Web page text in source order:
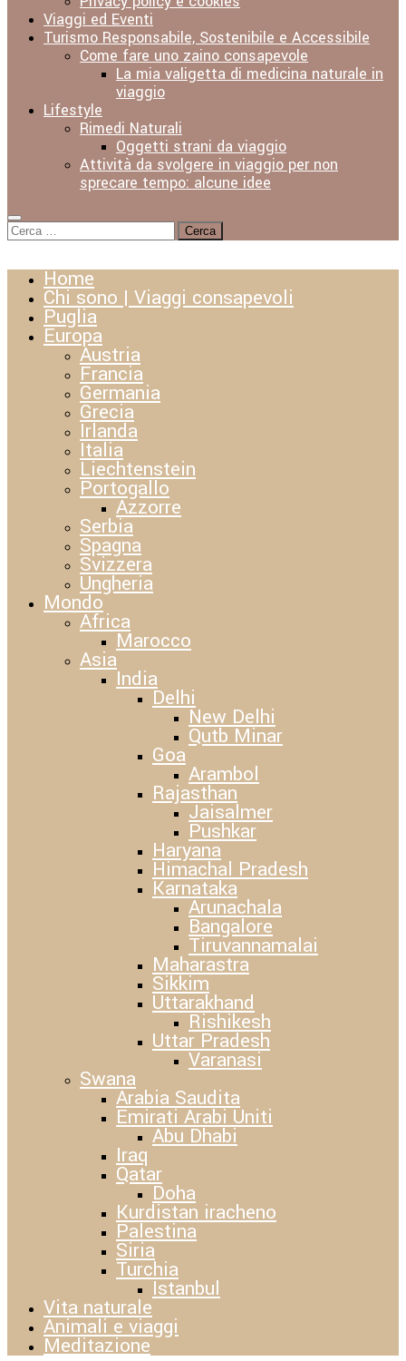
Viaggi ed Eventi
Turismo Responsabile, Sostenibile e Accessibile
Come fare uno zaino consapevole
La mia valigetta di medicina naturale in
viaggio
Lifestyle
Rimedi Naturali
Oggetti strani da viaggio
Attività da svolgere in viaggio per non
sprecare tempo: alcune idee
Ricerca
per:
Home
Chi sono | Viaggi consapevoli
Puglia
Europa
Austria
Francia
Germania
Grecia
Irlanda
Italia
Liechtenstein
Portogallo
Azzorre
Serbia
Spagna
Svizzera
Ungheria
Mondo
Africa
Marocco
Asia
India
Delhi
New Delhi
Qutb Minar
Goa
Arambol
Rajasthan
Jaisalmer
Pushkar
Haryana
Himachal Pradesh
Karnataka
Arunachala
Bangalore
Tiruvannamalai
Maharastra
Sikkim
Uttarakhand
Rishikesh
Uttar Pradesh
Varanasi
Swana
Arabia Saudita
Emirati Arabi Uniti
Abu Dhabi
Iraq
Qatar
Doha
Kurdistan iracheno
Palestina
Siria
Turchia
Istanbul
Vita naturale
Animali e viaggi
Meditazione